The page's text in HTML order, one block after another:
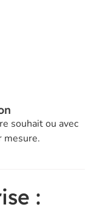
souhait ou avec
mesure.
: